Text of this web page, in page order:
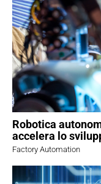
Robotica
accelera lo
Factory Automation